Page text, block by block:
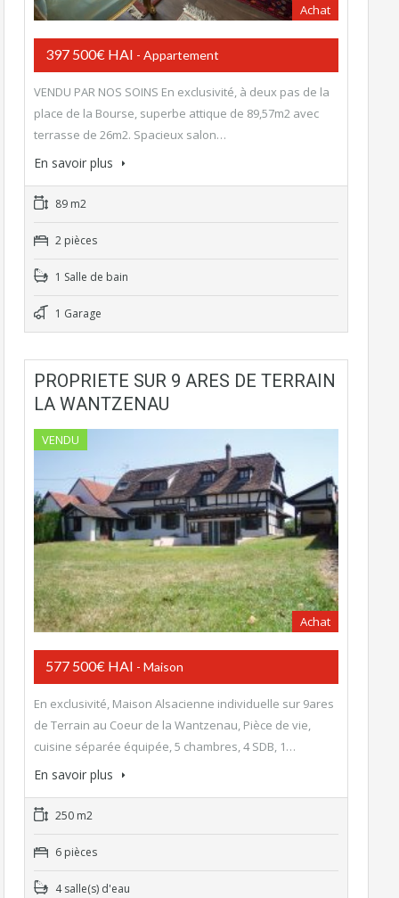
Achat
397 500€ HAI - Appartement
VENDU PAR NOS SOINS En exclusivité, à deux pas de la
place de la Bourse, superbe attique de 89,57m2 avec
terrasse de 26m2. Spacieux salon…
En savoir plus
89 m2
2 pièces
1 Salle de bain
1 Garage
PROPRIETE SUR 9 ARES DE TERRAIN
LA WANTZENAU
VENDU
Achat
577 500€ HAI - Maison
En exclusivité, Maison Alsacienne individuelle sur 9ares
de Terrain au Coeur de la Wantzenau, Pièce de vie,
cuisine séparée équipée, 5 chambres, 4 SDB, 1…
En savoir plus
250 m2
6 pièces
4 salle(s) d'eau